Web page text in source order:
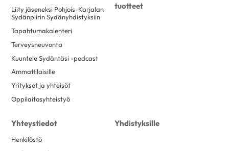
Liity jäseneksi Pohjois-Karjalan
Sydänpiirin Sydänyhdistyksiin
Tapahtumakalenteri
Terveysneuvonta
Kuuntele Sydäntäsi -podcast
Ammattilaisille
Yritykset ja yhteisöt
Oppilaitosyhteistyö
tuotteet
Yhteystiedot
Henkilöstö
Yhdistyksille